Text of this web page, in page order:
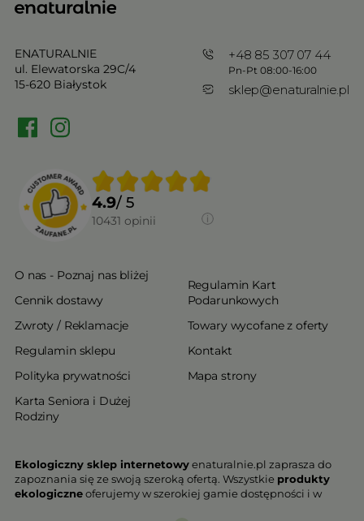
ENATURALNIE
ul. Elewatorska 29C/4
15-620 Białystok
+48 85 307 07 44
Pn-Pt 08:00-16:00
sklep@enaturalnie.pl
4.9/ 5
10431 opinii
O nas - Poznaj nas bliżej
Cennik dostawy
Zwroty / Reklamacje
Regulamin sklepu
Polityka prywatności
Karta Seniora i Dużej
Rodziny
Regulamin Kart
Podarunkowych
Towary wycofane z oferty
Kontakt
Mapa strony
Ekologiczny sklep internetowyenaturalnie.pl zaprasza do
zapoznania się ze swoją szeroką ofertą. Wszystkie produkty
ekologiczneoferujemy w szerokiej gamie dostępności i w